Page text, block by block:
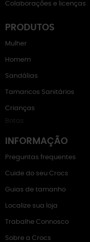
Colaborações e licenças
PRODUTOS
Mulher
Homem
Sandálias
Tamancos Sanitários
Crianças
Botas
INFORMAÇÃO
Preguntas frequentes
Cuide do seu Crocs
Guias de tamanho
Localize sua loja
Trabalhe Connosco
Sobre a Crocs